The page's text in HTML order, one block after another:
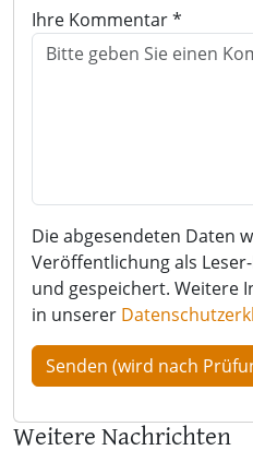
Ihre Kommentar *
Die abgesendeten Daten
Veröffentlichung als
und gespeichert. Weitere
in unserer
Weitere Nachrichten